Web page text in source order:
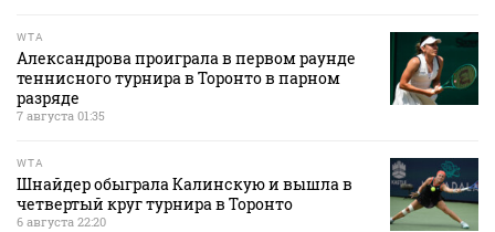
WTA
Александрова проиграла в первом раунде
теннисного турнира в Торонто в парном
разряде
7 августа 01:35
WTA
Шнайдер обыграла Калинскую и вышла в
четвертый круг турнира в Торонто
6 августа 22:20